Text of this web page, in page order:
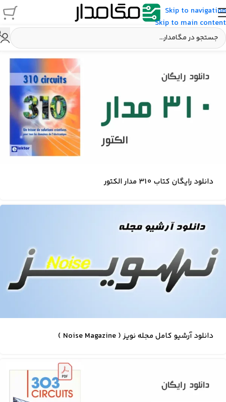
Skip to navigation
Skip to main content
دانلود رایگان کتاب 310 مدار الکتور
دانلود آرشیو کامل مجله نویز ( Noise Magazine )